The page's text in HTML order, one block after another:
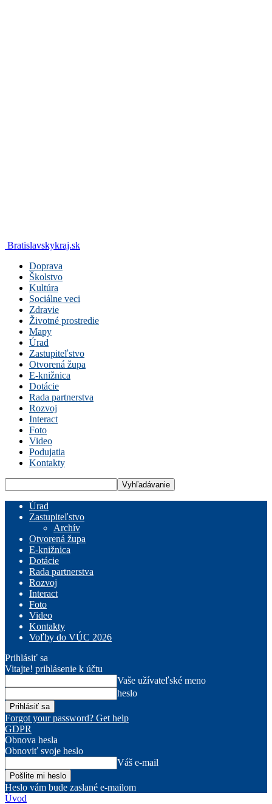
Bratislavskykraj.sk
Doprava
Školstvo
Kultúra
Sociálne veci
Zdravie
Životné prostredie
Mapy
Úrad
Zastupiteľstvo
Otvorená župa
E-knižnica
Dotácie
Rada partnerstva
Rozvoj
Interact
Foto
Video
Podujatia
Kontakty
Úrad
Zastupiteľstvo
Archív
Otvorená župa
E-knižnica
Dotácie
Rada partnerstva
Rozvoj
Interact
Foto
Video
Kontakty
Voľby do VÚC 2026
Prihlásiť sa
Vitajte! prihlásenie k účtu
Vaše užívateľské meno
heslo
Forgot your password? Get help
GDPR
Obnova hesla
Obnoviť svoje heslo
Váš e-mail
Heslo vám bude zaslané e-mailom
Úvod